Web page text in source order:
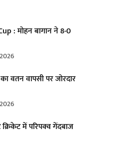
: मोहन बागान ने 8-0
वतन वापसी पर जोरदार
में परिपक्व गेंदबाज